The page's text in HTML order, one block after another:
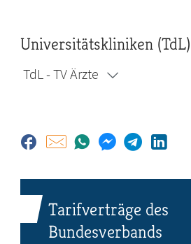
Universitätskliniken (TdL)
TdL - TV Ärzte
Tarifverträge des
Bundesverbands